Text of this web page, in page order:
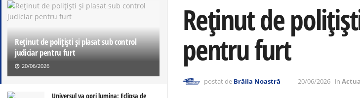
Reținut de polițiști și plasat sub control
judiciar pentru furt
20/06/2026
Universul va opri lumina: Eclipsa de
Reținut de
pentru furt
postat de Brăila Noastră 20/06/2026 in